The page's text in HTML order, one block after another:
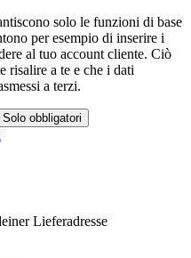
solo le funzioni di base
per esempio di inserire i
al tuo account cliente. Ciò
risalire a te e che i dati
a terzi.
Solo obbligatori
Lieferadresse